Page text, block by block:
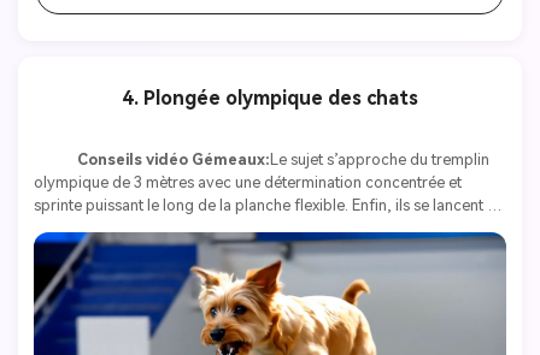
4. Plongée olympique des chats
Conseils vidéo Gémeaux: Le sujet s’approche du tremplin
olympique de 3 mètres avec une détermination concentrée et
sprinte puissant le long de la planche flexible. Enfin, ils se lancent
explosivement dans les airs, serrant leur corps et effectuant de
nombreuses rotations précises. Lorsque la rotation est terminée, le
sujet s'étire doucement et pénètre verticalement dans l'eau, les
mains en premier, produisant un éclaboussement minimal. Ajoutez
les sons de fond des commentateurs en direct, les acclamations de
la foule et des éclaboussures réalistes lors de l'entrée.